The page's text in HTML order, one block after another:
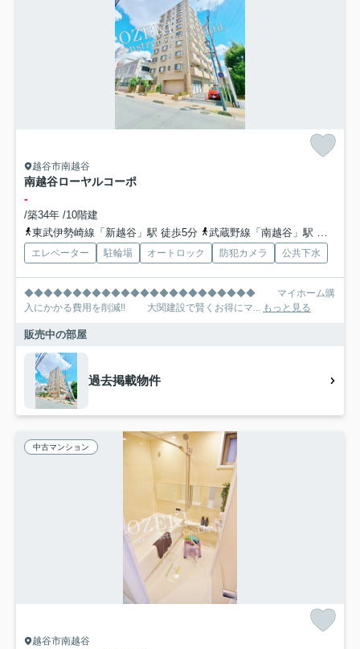
越谷市南越谷
南越谷ローヤルコーポ
-
/築34年 /10階建
東武伊勢崎線「新越谷」駅 徒歩5分
武蔵野線「南越谷」駅 徒歩5分
エレベーター 駐輪場 オートロック 防犯カメラ 公共下水
◆◆◆◆◆◆◆◆◆◆◆◆◆◆◆◆◆◆◆◆◆◆◆◆ マイホーム購
入にかかる費用を削減!! 大関建設で賢くお得にマ... もっと見る
販売中の部屋
過去掲載物件
中古マンション
越谷市南越谷